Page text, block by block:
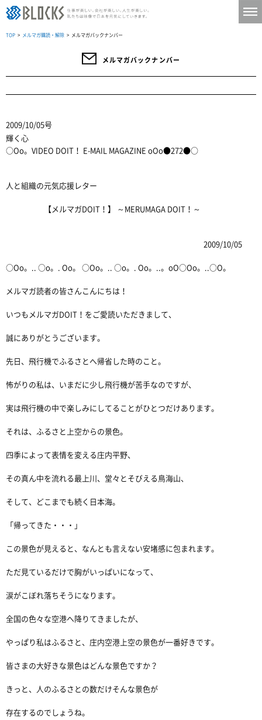
TOP > メルマガ購読・解除 > メルマガバックナンバー
メルマガバックナンバー
2009/10/05号
輝く心
○Oo。VIDEO DOIT！ E-MAIL MAGAZINE oOo●272●○
人と組織の元気応援レター
【メルマガDOIT！】 ～MERUMAGA DOIT！～
2009/10/05
○Oo。.. ○o。. Oo。 ○Oo。.. ○o。. Oo。..。oO○Oo。..○O。
メルマガ読者の皆さんこんにちは！
いつもメルマガDOIT！をご愛読いただきまして、
誠にありがとうございます。
先日、飛行機でふるさとへ帰省した時のこと。
怖がりの私は、いまだに少し飛行機が苦手なのですが、
実は飛行機の中で楽しみにしてることがひとつだけあります。
それは、ふるさと上空からの景色。
四季によって表情を変える庄内平野、
その真ん中を流れる最上川、堂々とそびえる鳥海山、
そして、どこまでも続く日本海。
「帰ってきた・・・」
この景色が見えると、なんとも言えない安堵感に包まれます。
ただ見ているだけで胸がいっぱいになって、
涙がこぼれ落ちそうになります。
全国の色々な空港へ降りてきましたが、
やっぱり私はふるさと、庄内空港上空の景色が一番好きです。
皆さまの大好きな景色はどんな景色ですか？
きっと、人のふるさとの数だけそんな景色が
存在するのでしょうね。